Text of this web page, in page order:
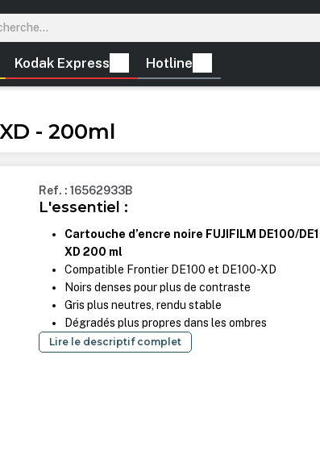
Kodak Express Hotline
- 200ml
Ref. : 16562933B
L'essentiel :
Cartouche d’encre noire FUJIFILM DE100/
XD 200 ml
Compatible Frontier DE100 et DE100-XD
Noirs denses pour plus de contraste
Gris plus neutres, rendu stable
Dégradés plus propres dans les ombres
Lire le descriptif complet